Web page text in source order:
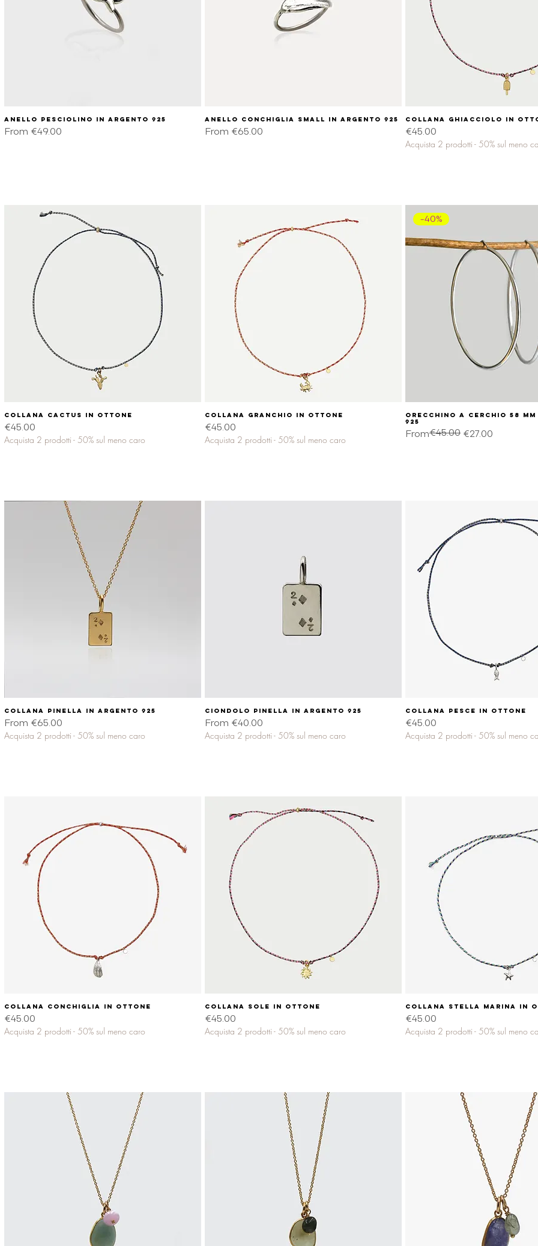
Quick View
Anello pesciolino in argento 925
From €49.00
Sale Price
Quick View
Anello conchiglia small in argento 925
From €65.00
Sale Price
Quick View
Collana GHIACCIOLO in
Price
€45.00
Acquista 2 prodotti - 50% sul meno
Quick View
Collana CACTUS in ottone
Price
€45.00
Acquista 2 prodotti - 50% sul meno caro
Quick View
Collana GRANCHIO in ottone
Price
€45.00
Acquista 2 prodotti - 50% sul meno caro
Quick View
-40%
Orecchino a cerchio 58
925
From
Regular Price
€45.00 €27.00
Sale Price
Quick View
Collana PINELLA in argento 925
From €65.00
Sale Price
Acquista 2 prodotti - 50% sul meno caro
Quick View
Ciondolo PINELLA in argento 925
From €40.00
Sale Price
Acquista 2 prodotti - 50% sul meno caro
Quick View
Collana PESCE in ottone
Price
€45.00
Acquista 2 prodotti - 50% sul meno
Quick View
Collana CONCHIGLIA in ottone
Price
€45.00
Acquista 2 prodotti - 50% sul meno caro
Quick View
Collana SOLE in ottone
Price
€45.00
Acquista 2 prodotti - 50% sul meno caro
Quick View
Collana STELLA MARINA in
Price
€45.00
Acquista 2 prodotti - 50% sul meno